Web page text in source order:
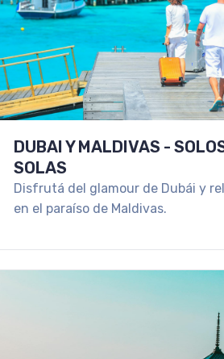
DUBAI Y MALDIVAS -
SOLAS
Disfrutá del glamour de Dubái y
en el paraíso de Maldivas.